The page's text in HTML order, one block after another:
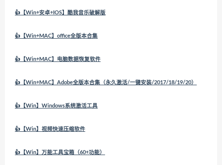
👍【Win+安卓+IOS】酷我音乐破解版
👍【Win+MAC】office全版本合集
👍【Win+MAC】电脑数据恢复软件
👍【Win+MAC】Adobe全版本合集（永久激活/一键安装/2017/18/19/20）
👍【Win】Windows系统激活工具
👍【Win】视频快速压缩软件
👍【Win】万能工具宝箱（60+功能）